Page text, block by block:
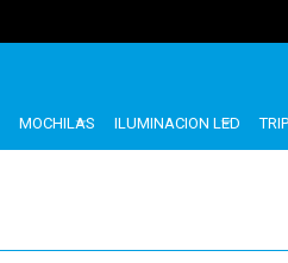
MOCHILAS ILUMINACION LED